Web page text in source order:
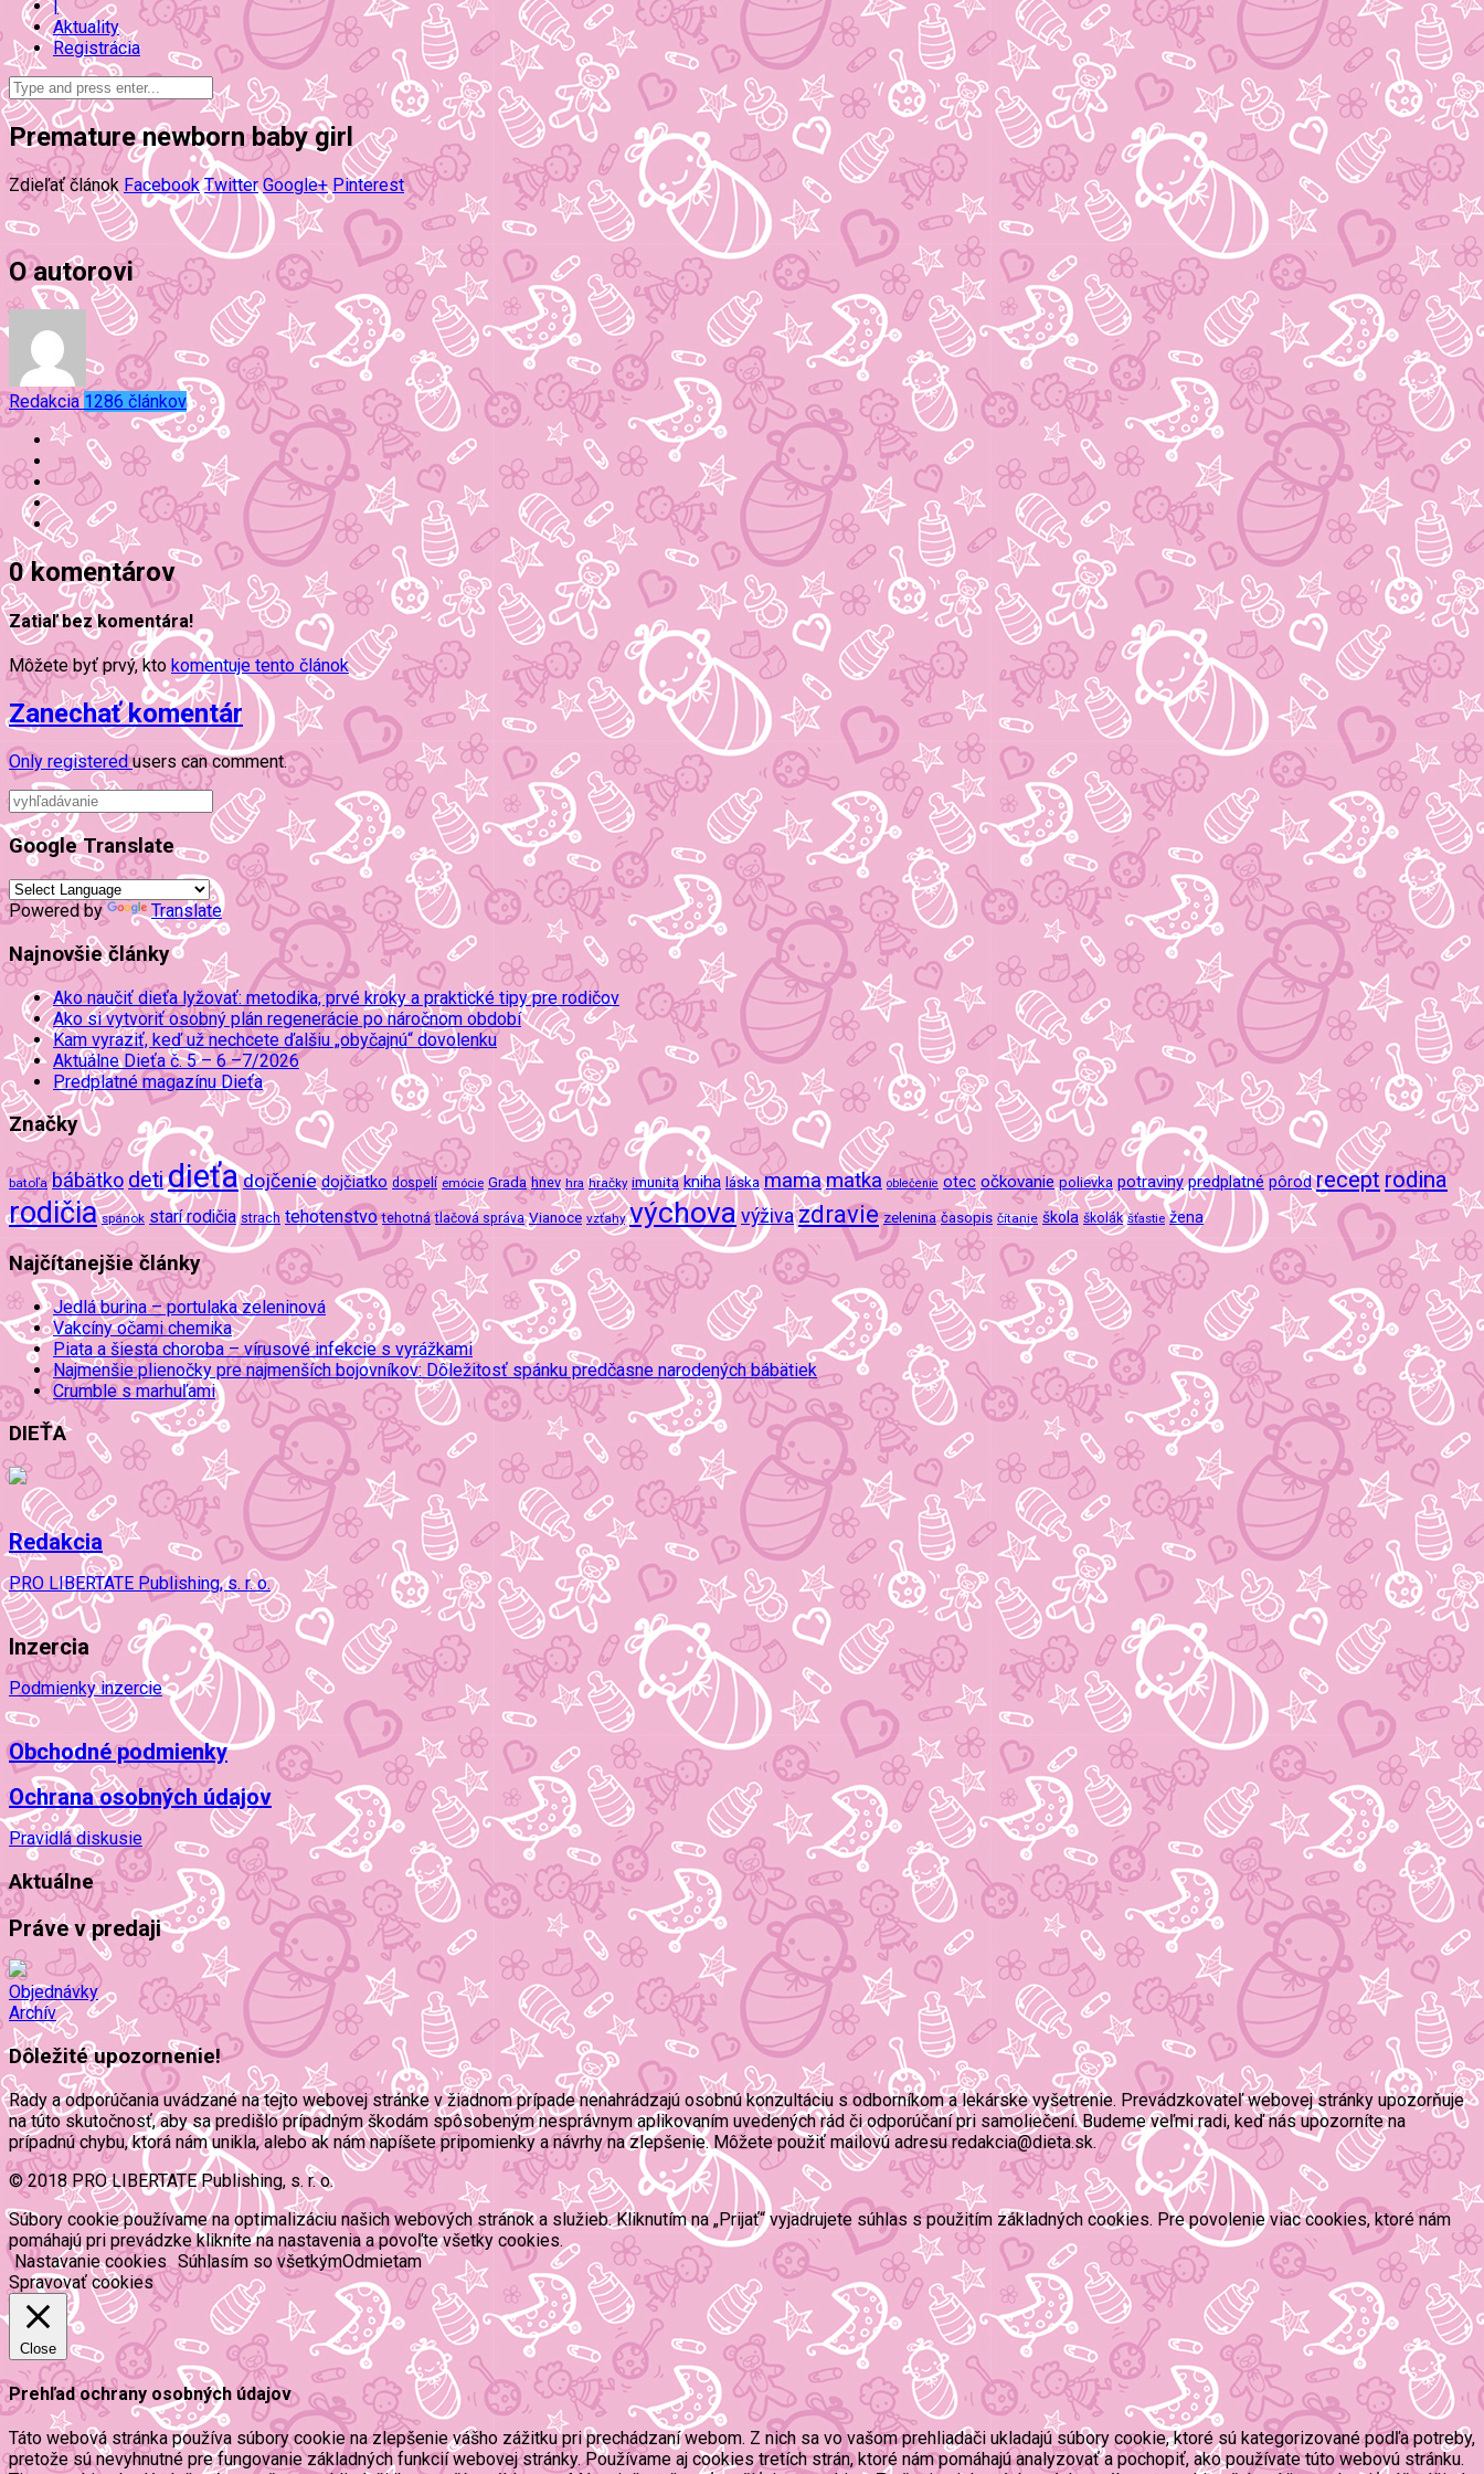
|
Aktuality
Registrácia
Premature newborn baby girl
Zdieľať článok Facebook Twitter Google+ Pinterest
O autorovi
Redakcia1286 článkov
0 komentárov
Zatiaľ bez komentára!
Môžete byť prvý, kto komentuje tento článok
Zanechať komentár
Only registeredusers can comment.
Google Translate
Powered by Translate
Najnovšie články
Ako naučiť dieťa lyžovať: metodika, prvé kroky a praktické tipy pre rodičov
Ako si vytvoriť osobný plán regenerácie po náročnom období
Kam vyraziť, keď už nechcete ďalšiu „obyčajnú“ dovolenku
Aktuálne Dieťa č. 5 – 6 –7/2026
Predplatné magazínu Dieťa
Značky
batoľa bábätko detidieťa dojčenie dojčiatko dospelí emócie Grada hnev hra hračky imunita kniha láska mamamatka oblečenie otec očkovanie polievka potraviny predplatné pôrod recept rodina
rodičia spánok starí rodičia strach tehotenstvo tehotná tlačová správa Vianoce vzťahy výchovavýživazdravie zelenina časopis čítanie škola školák šťastie žena
Najčítanejšie články
Jedlá burina – portulaka zeleninová
Vakcíny očami chemika
Piata a šiesta choroba – vírusové infekcie s vyrážkami
Najmenšie plienočky pre najmenších bojovníkov: Dôležitosť spánku predčasne narodených bábätiek
Crumble s marhuľami
DIEŤA
Redakcia
PRO LIBERTATE Publishing, s. r. o.
Inzercia
Podmienky inzercie
Obchodné podmienky
Ochrana osobných údajov
Pravidlá diskusie
Aktuálne
Práve v predaji
Objednávky
Archív
Dôležité upozornenie!
Rady a odporúčania uvádzané na tejto webovej stránke v žiadnom prípade nenahrádzajú osobnú konzultáciu s odborníkom a lekárske vyšetrenie. Prevádzkovateľ webovej stránky upozorňuje
na túto skutočnosť, aby sa predišlo prípadným škodám spôsobeným nesprávnym aplikovaním uvedených rád či odporúčaní pri samoliečení. Budeme veľmi radi, keď nás upozorníte na
prípadnú chybu, ktorá nám unikla, alebo ak nám napíšete pripomienky a návrhy na zlepšenie. Môžete použiť mailovú adresu redakcia@dieta.sk.
© 2018 PRO LIBERTATE Publishing, s. r. o.
Súbory cookie používame na optimalizáciu našich webových stránok a služieb. Kliknutím na „Prijať“ vyjadrujete súhlas s použitím základných cookies. Pre povolenie viac cookies, ktoré nám
pomáhajú pri prevádzke kliknite na nastavenia a povoľte všetky cookies.
Nastavanie cookies Súhlasím so všetkýmOdmietam
Spravovať cookies
Close
Prehľad ochrany osobných údajov
Táto webová stránka používa súbory cookie na zlepšenie vášho zážitku pri prechádzaní webom. Z nich sa vo vašom prehliadači ukladajú súbory cookie, ktoré sú kategorizované podľa potreby,
pretože sú nevyhnutné pre fungovanie základných funkcií webovej stránky. Používame aj cookies tretích strán, ktoré nám pomáhajú analyzovať a pochopiť, ako používate túto webovú stránku.